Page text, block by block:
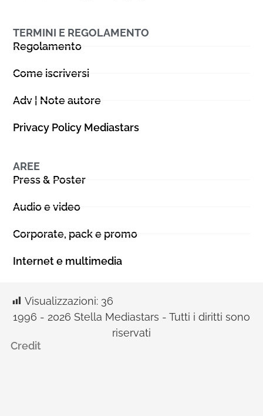
TERMINI E REGOLAMENTO
Regolamento
Come iscriversi
Adv | Note autore
Privacy Policy Mediastars
AREE
Press & Poster
Audio e video
Corporate, pack e promo
Internet e multimedia
Visualizzazioni: 36
1996 - 2026 Stella Mediastars - Tutti i diritti sono
riservati
Credit